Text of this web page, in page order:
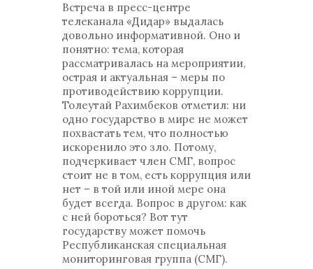
Встреча в пресс-центре
телеканала «Дидар» выдалась
довольно информативной. Оно и
понятно: тема, которая
рассматривалась на мероприятии,
острая и актуальная – меры по
противодействию коррупции.
Толеутай Рахимбеков отметил: ни
одно государство в мире не может
похвастать тем, что полностью
искоренило это зло. Потому,
подчеркивает член СМГ, вопрос
стоит не в том, есть коррупция или
нет – в той или иной мере она
будет всегда. Вопрос в другом: как
с ней бороться? Вот тут
государству может помочь
Республиканская специальная
мониторинговая группа (СМГ).